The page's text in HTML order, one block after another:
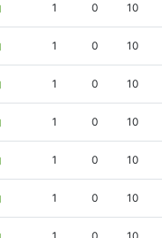
1 0 10
1 0 10
1 0 10
1 0 10
1 0 10
1 0 10